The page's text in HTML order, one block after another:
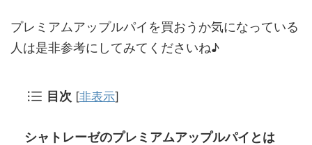
プレミアムアップルパイを買おうか気になっている
人は是非参考にしてみてくださいね♪
目次 [非表示]
シャトレーゼのプレミアムアップルパイとは